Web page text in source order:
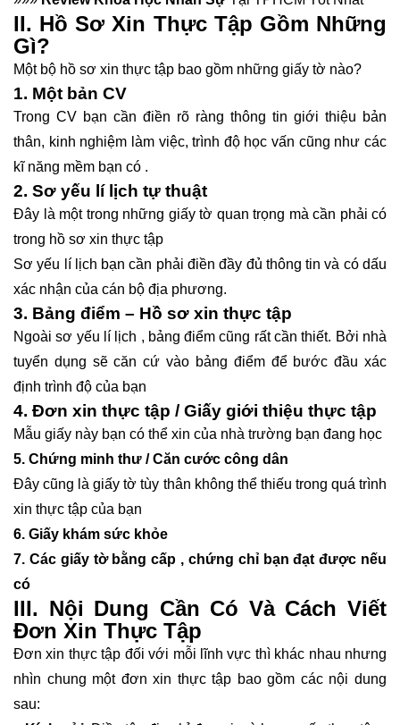
II. Hồ Sơ Xin Thực Tập Gồm Những
Gì?
Một bộ hồ sơ xin thực tập bao gồm những giấy tờ nào?
1. Một bản CV
Trong CV bạn cần điền rõ ràng thông tin giới thiệu bản
thân, kinh nghiệm làm việc, trình độ học vấn cũng như các
kĩ năng mềm bạn có .
2. Sơ yếu lí lịch tự thuật
Đây là một trong những giấy tờ quan trọng mà cần phải có
trong hồ sơ xin thực tập
Sơ yếu lí lịch bạn cần phải điền đầy đủ thông tin và có dấu
xác nhận của cán bộ địa phương.
3. Bảng điểm – Hồ sơ xin thực tập
Ngoài sơ yếu lí lịch , bảng điểm cũng rất cần thiết. Bởi nhà
tuyển dụng sẽ căn cứ vào bảng điểm để bước đầu xác
định trình độ của bạn
4. Đơn xin thực tập / Giấy giới thiệu thực tập
Mẫu giấy này bạn có thể xin của nhà trường bạn đang học
5. Chứng minh thư / Căn cước công dân
Đây cũng là giấy tờ tùy thân không thể thiếu trong quá trình
xin thực tập của bạn
6. Giấy khám sức khỏe
7. Các giấy tờ bằng cấp , chứng chỉ bạn đạt được nếu
có
III. Nội Dung Cần Có Và Cách Viết
Đơn Xin Thực Tập
Đơn xin thực tập đối với mỗi lĩnh vực thì khác nhau nhưng
nhìn chung một đơn xin thực tập bao gồm các nội dung
sau: